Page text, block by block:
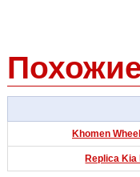
Khomen
Replica Kia